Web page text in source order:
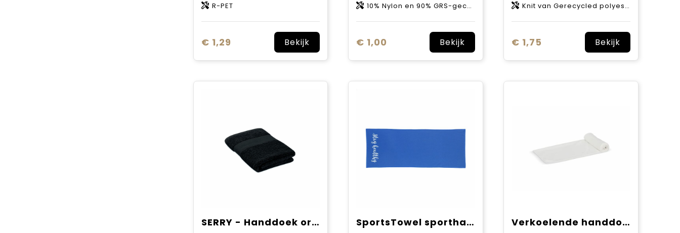
R-PET
€ 1,29 Bekijk
10% Nylon en 90% GRS-gecertificeerd gerecycled polyester, 200 g/m2
€ 1,00 Bekijk
Knit van Gerecycled polyester, 140 g/m2
€ 1,75 Bekijk
SERRY - Handdoek organisch 50x30cm SportsTowel sporthanddoek Verkoelende handdoek R-PET 30x80cm sublimatie